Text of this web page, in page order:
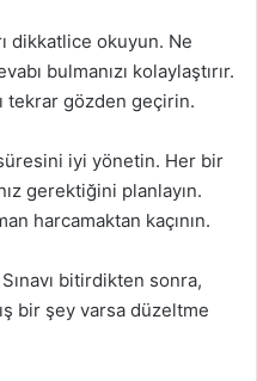
dikkatlice okuyun. Ne
bulmanızı kolaylaştırır.
tekrar gözden geçirin.
iyi yönetin. Her bir
gerektiğini planlayın.
harcamaktan kaçının.
bitirdikten sonra,
bir şey varsa düzeltme